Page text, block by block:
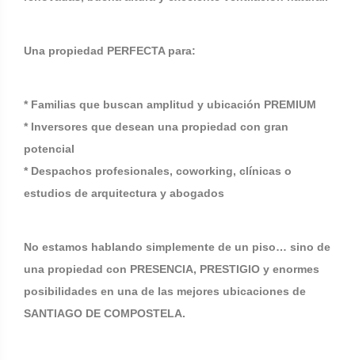
Una propiedad PERFECTA para:
* Familias que buscan amplitud y ubicación PREMIUM
* Inversores que desean una propiedad con gran
potencial
* Despachos profesionales, coworking, clínicas o
estudios de arquitectura y abogados
No estamos hablando simplemente de un piso… sino de
una propiedad con PRESENCIA, PRESTIGIO y enormes
posibilidades en una de las mejores ubicaciones de
SANTIAGO DE COMPOSTELA.